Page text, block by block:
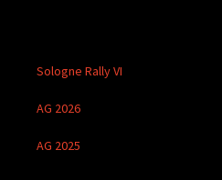
Sologne Rally VI
AG 2026
AG 2025